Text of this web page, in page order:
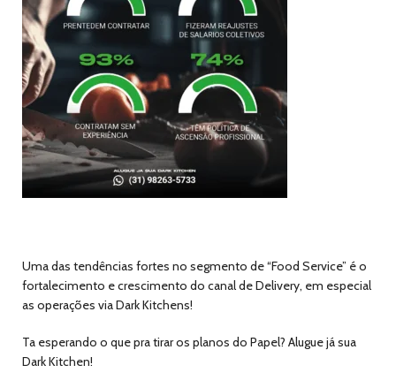
Uma das tendências fortes no segmento de “Food Service” é o
fortalecimento e crescimento do canal de Delivery, em especial
as operações via Dark Kitchens!
Ta esperando o que pra tirar os planos do Papel? Alugue já sua
Dark Kitchen!